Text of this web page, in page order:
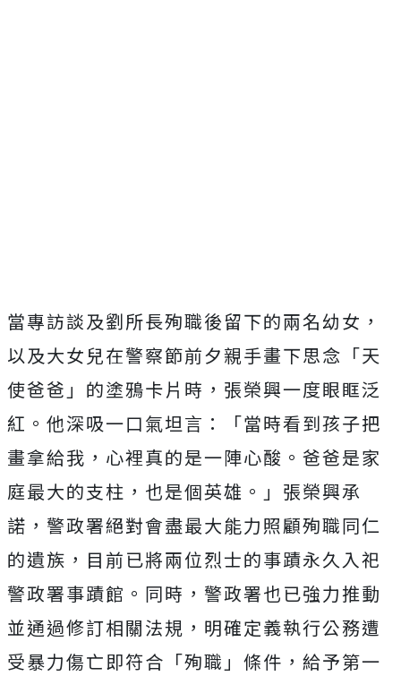
當專訪談及劉所長殉職後留下的兩名幼女，
以及大女兒在警察節前夕親手畫下思念「天
使爸爸」的塗鴉卡片時， 張榮興一度眼眶泛
紅。他深吸一口氣坦言：「當時看到孩子把
畫拿給我，心裡真的是一陣心酸。 爸爸是家
庭最大的支柱，也是個英雄。」張榮興承
諾， 警政署絕對會盡最大能力照顧殉職同仁
的遺族， 目前已將兩位烈士的事蹟永久入祀
警政署事蹟館。同時， 警政署也已強力推動
並通過修訂相關法規， 明確定義執行公務遭
受暴力傷亡即符合「殉職」條件， 給予第一